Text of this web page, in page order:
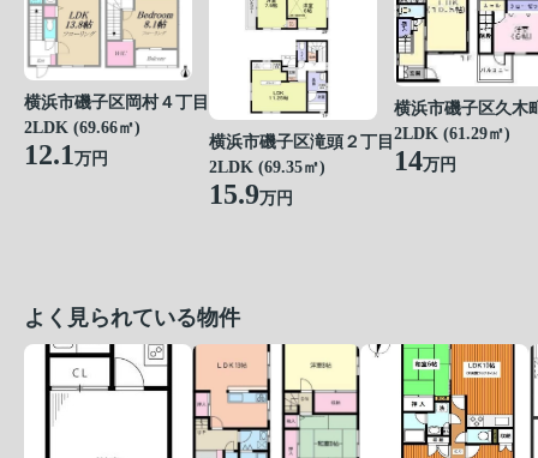
横浜市磯子区岡村４丁目
2LDK (69.66㎡)
12.1万円
横浜市磯子区滝頭２丁目
2LDK (69.35㎡)
15.9万円
横浜市磯子区久木
2LDK (61.29㎡)
14万円
よく見られている物件